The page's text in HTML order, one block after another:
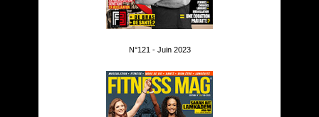
N°121 - Juin 2023